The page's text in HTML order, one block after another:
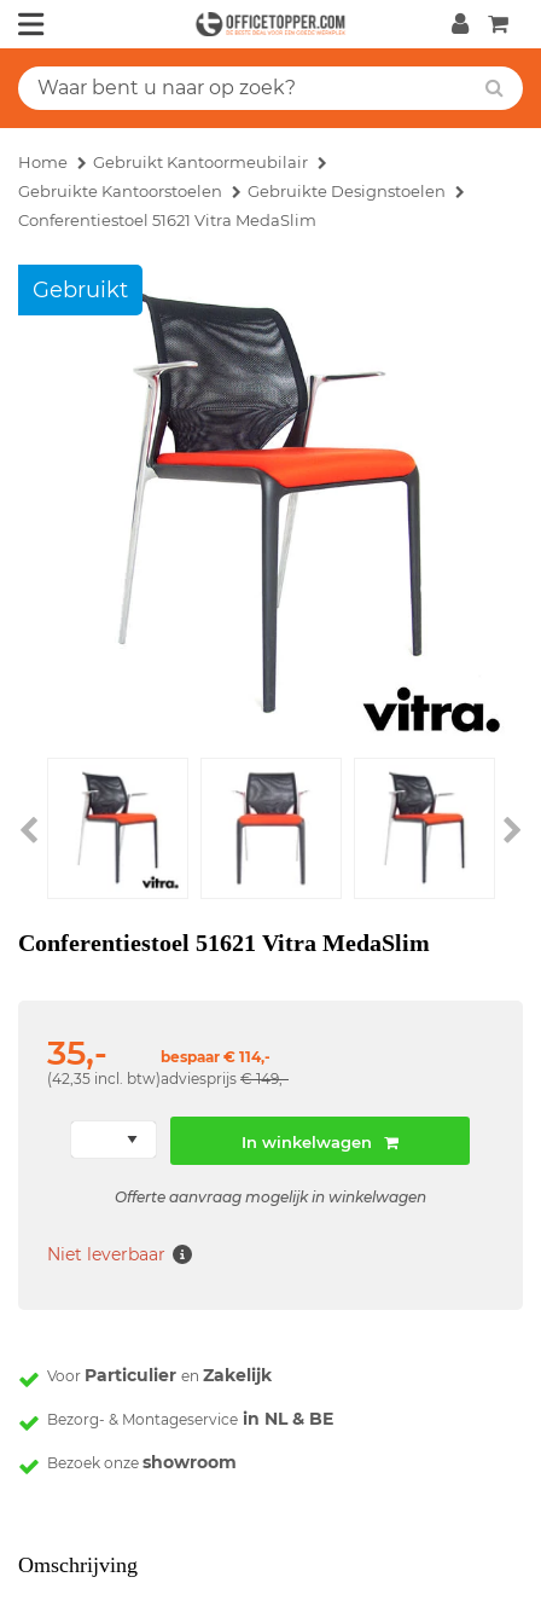
Home
Gebruikt Kantoormeubilair
Gebruikte Kantoorstoelen
Gebruikte Designstoelen
Conferentiestoel 51621 Vitra MedaSlim
Gebruikt
Conferentiestoel 51621 Vitra MedaSlim
35,-
(42,35 incl. btw)
bespaar € 114,-
adviesprijs € 149,-
In winkelwagen
Offerte aanvraag mogelijk in winkelwagen
Niet leverbaar
Voor Particulier en Zakelijk
Bezorg- & Montageservice in NL & BE
Bezoek onze showroom
Omschrijving